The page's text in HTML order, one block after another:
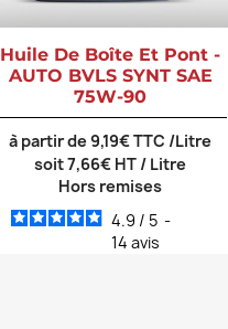
Huile De Boîte Et Pont -
AUTO BVLS SYNT SAE
75W-90
à partir de 9,19€ TTC /Litre
soit 7,66€ HT / Litre
Hors remises
4.9 / 5 -
14avis